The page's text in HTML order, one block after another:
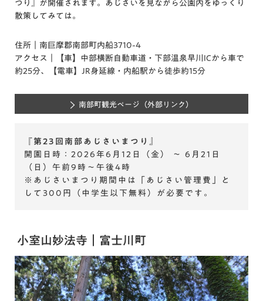
つり』が開催されます。あじさいを見ながら公園内をゆっくり
散策してみては。
住所｜南巨摩郡南部町内船3710-4
アクセス｜【車】中部横断自動車道・下部温泉早川ICから車で
約25分、【電車】JR身延線・内船駅から徒歩約15分
南部町観光ページ （外部リンク）
『第23回南部あじさいまつり』
開園日時：2026年6月12日（金） ～ 6月21日
（日）午前9時～午後4時
※あじさいまつり期間中は「あじさい管理費」と
して300円（中学生以下無料）が必要です。
小室山妙法寺｜富士川町